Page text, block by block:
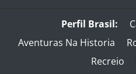
Perfil Brasil:
Aventuras Na Historia
Recreio